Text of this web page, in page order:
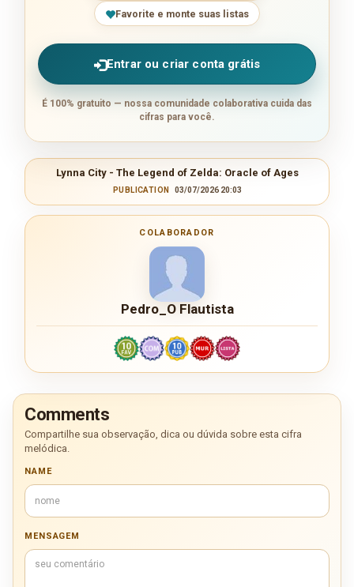
Favorite e monte suas listas
Entrar ou criar conta grátis
É 100% gratuito — nossa comunidade colaborativa cuida das
cifras para você.
Lynna City - The Legend of Zelda: Oracle of Ages
PUBLICATION 03/07/2026 20:03
COLABORADOR
Pedro_O Flautista
Comments
Compartilhe sua observação, dica ou dúvida sobre esta cifra
melódica.
NAME
MENSAGEM